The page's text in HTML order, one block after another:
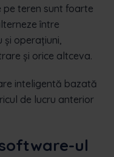
pe teren sunt foarte
între
și operațiuni,
și orice altceva.
inteligentă bazată
de lucru anterior
ul